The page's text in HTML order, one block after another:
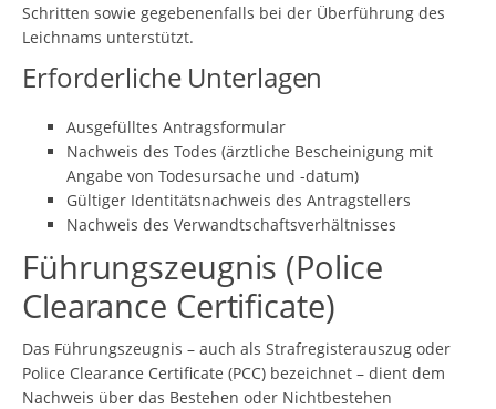
Schritten sowie gegebenenfalls bei der Überführung des
Leichnams unterstützt.
Erforderliche Unterlagen
Ausgefülltes Antragsformular
Nachweis des Todes (ärztliche Bescheinigung mit
Angabe von Todesursache und -datum)
Gültiger Identitätsnachweis des Antragstellers
Nachweis des Verwandtschaftsverhältnisses
Führungszeugnis (Police
Clearance Certificate)
Das Führungszeugnis – auch als Strafregisterauszug oder
Police Clearance Certificate (PCC) bezeichnet – dient dem
Nachweis über das Bestehen oder Nichtbestehen